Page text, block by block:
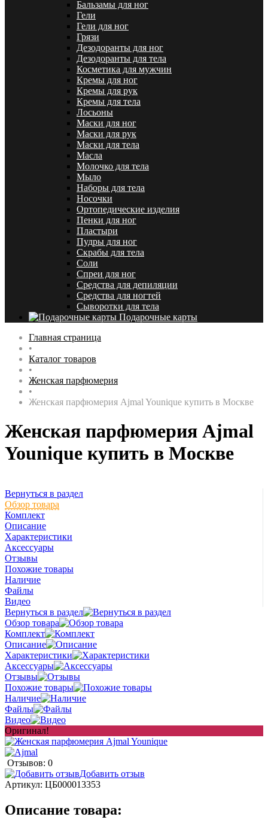
Бальзамы для ног
Гели
Гели для ног
Грязи
Дезодоранты для ног
Дезодоранты для тела
Косметика для мужчин
Кремы для ног
Кремы для рук
Кремы для тела
Лосьоны
Маски для ног
Маски для рук
Маски для тела
Масла
Молочко для тела
Мыло
Наборы для тела
Носочки
Ортопедические изделия
Пенки для ног
Пластыри
Пудры для ног
Скрабы для тела
Соли
Спреи для ног
Средства для депиляции
Средства для ногтей
Сыворотки для тела
Подарочные карты
Главная страница
•
Каталог товаров
•
Женская парфюмерия
•
Женская парфюмерия Ajmal Younique купить в Москве
Женская парфюмерия Ajmal
Younique купить в Москве
Вернуться в раздел
Обзор товара
Комплект
Описание
Характеристики
Аксессуары
Отзывы
Похожие товары
Наличие
Файлы
Видео
Вернуться в раздел
Обзор товара
Комплект
Описание
Характеристики
Аксессуары
Отзывы
Похожие товары
Наличие
Файлы
Видео
Оригинал!
Отзывов: 0
Добавить отзыв
Артикул: ЦБ000013353
Описание товара: